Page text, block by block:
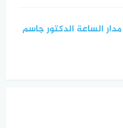
الساعة الدكتور جاسم